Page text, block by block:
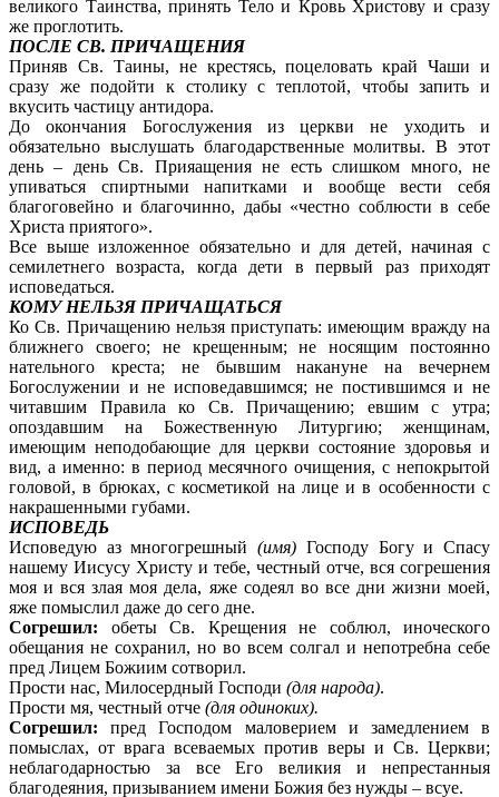
великого Таинства, принять Тело и Кровь Христову и сразу
же проглотить.
ПОСЛЕ СВ. ПРИЧАЩЕНИЯ
Приняв Св. Таины, не крестясь, поцеловать край Чаши и
сразу же подойти к столику с теплотой, чтобы запить и
вкусить частицу антидора.
До окончания Богослужения из церкви не уходить и
обязательно выслушать благодарственные молитвы. В этот
день – день Св. Прияащения не есть слишком много, не
упиваться спиртными напитками и вообще вести себя
благоговейно и благочинно, дабы «честно соблюсти в себе
Христа приятого».
Все выше изложенное обязательно и для детей, начиная с
семилетнего возраста, когда дети в первый раз приходят
исповедаться.
КОМУ НЕЛЬЗЯ ПРИЧАЩАТЬСЯ
Ко Св. Причащению нельзя приступать: имеющим вражду на
ближнего своего; не крещенным; не носящим постоянно
нательного креста; не бывшим накануне на вечернем
Богослужении и не исповедавшимся; не постившимся и не
читавшим Правила ко Св. Причащению; евшим с утра;
опоздавшим на Божественную Литургию; женщинам,
имеющим неподобающие для церкви состояние здоровья и
вид, а именно: в период месячного очищения, с непокрытой
головой, в брюках, с косметикой на лице и в особенности с
накрашенными губами.
ИСПОВЕДЬ
Исповедую аз многогрешный(имя) Господу Богу и Спасу
нашему Иисусу Христу и тебе, честный отче, вся согрешения
моя и вся злая моя дела, яже содеял во все дни жизни моей,
яже помыслил даже до сего дне.
Согрешил: обеты Св. Крещения не соблюл, иноческого
обещания не сохранил, но во всем солгал и непотребна себе
пред Лицем Божиим сотворил.
Прости нас, Милосердный Господи (для народа).
Прости мя, честный отче (для одиноких).
Согрешил: пред Господом маловерием и замедлением в
помыслах, от врага всеваемых против веры и Св. Церкви;
неблагодарностью за все Его великия и непрестанныя
благодеяния, призыванием имени Божия без нужды – всуе.